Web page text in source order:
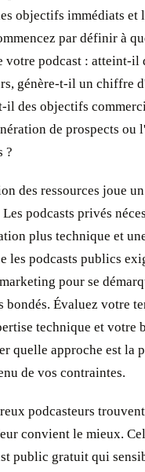
objectifs immédiats et
par définir à
votre podcast : atteint-il
génère-t-il un chiffre
il des objectifs
de prospects ou
?
des ressources joue
podcasts privés
plus technique et
les podcasts publics
pour se
bondés. Évaluez votre
technique et votre
quelle approche est la
de vos contraintes.
podcasteurs
convient le mieux.
public gratuit qui